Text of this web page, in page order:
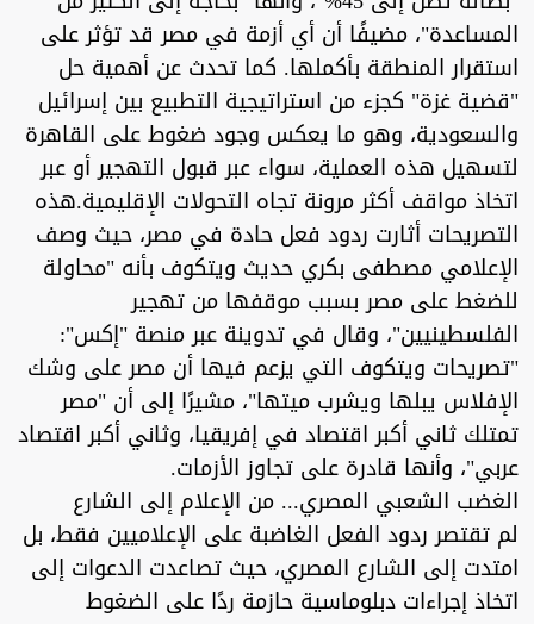
المساعدة"، مضيفًا أن أي أزمة في مصر قد تؤثر على
استقرار المنطقة بأكملها. كما تحدث عن أهمية حل
"قضية غزة" كجزء من استراتيجية التطبيع بين إسرائيل
والسعودية، وهو ما يعكس وجود ضغوط على القاهرة
لتسهيل هذه العملية، سواء عبر قبول التهجير أو عبر
اتخاذ مواقف أكثر مرونة تجاه التحولات الإقليمية.هذه
التصريحات أثارت ردود فعل حادة في مصر، حيث وصف
الإعلامي مصطفى بكري حديث ويتكوف بأنه "محاولة
للضغط على مصر بسبب موقفها من تهجير
الفلسطينيين"، وقال في تدوينة عبر منصة "إكس":
"تصريحات ويتكوف التي يزعم فيها أن مصر على وشك
الإفلاس يبلها ويشرب ميتها"، مشيرًا إلى أن "مصر
تمتلك ثاني أكبر اقتصاد في إفريقيا، وثاني أكبر اقتصاد
عربي"، وأنها قادرة على تجاوز الأزمات.
الغضب الشعبي المصري... من الإعلام إلى الشارع
لم تقتصر ردود الفعل الغاضبة على الإعلاميين فقط، بل
امتدت إلى الشارع المصري، حيث تصاعدت الدعوات إلى
اتخاذ إجراءات دبلوماسية حازمة ردًا على الضغوط